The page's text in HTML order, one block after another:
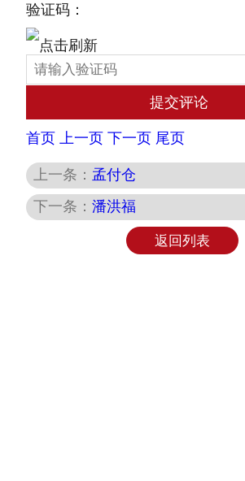
验证码：
首页 上一页 下一页 尾页
上一条： 孟付仓
下一条： 潘洪福
返回列表